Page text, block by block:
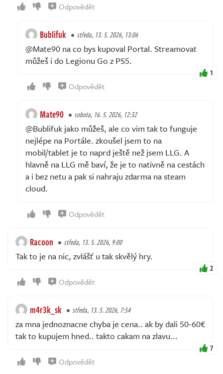
Odpovědět
Bublifuk středa, 13. 5. 2026, 13:06
@Mate90 na co bys kupoval Portal. Streamovat
můžeš i do Legionu Go z PS5.
1
Odpovědět
Mate90 sobota, 16. 5. 2026, 12:32
@Bublifuk jako můžeš, ale co vim tak to funguje
nejlépe na Portále. zkoušel jsem to na
mobil/tablet je to naprd ještě než jsem LLG. A
hlavně na LLG mě baví, že je to nativně na cestách
a i bez netu a pak si nahraju zdarma na steam
cloud.
Odpovědět
Racoon středa, 13. 5. 2026, 9:00
Tak to je na nic, zvlášť u tak skvělý hry.
2
Odpovědět
m4r3k_sk středa, 13. 5. 2026, 7:54
za mna jednoznacne chyba je cena.. ak by dali 50-60€
tak to kupujem hned.. takto cakam na zlavu...
7
Odpovědět